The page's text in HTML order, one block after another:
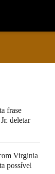
frase
deletar
Virginia
possível